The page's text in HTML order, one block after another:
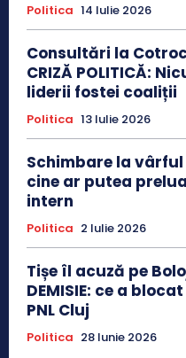
Politica 14 Iulie 2026
Consultări la
CRIZĂ POLITICĂ:
liderii fostei coaliții
Politica 13 Iulie 2026
Schimbare la vârful
cine ar putea
intern
Politica 2 Iulie 2026
Tișe îl acuză pe
DEMISIE: ce a
PNL Cluj
Politica 28 Iunie 2026